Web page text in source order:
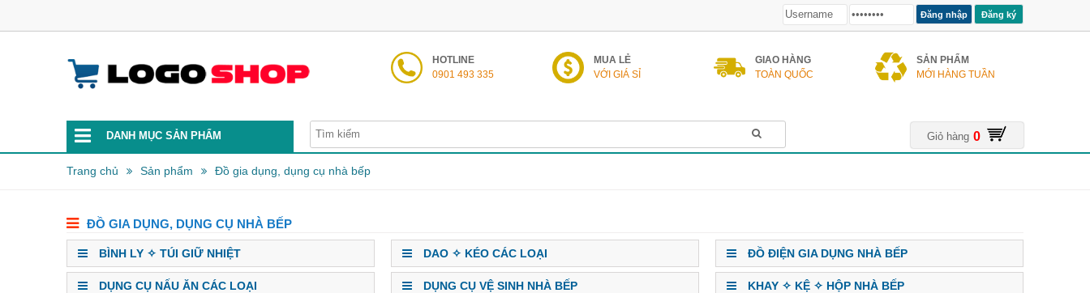
Đăng ký
HOTLINE
0901 493 335
MUA LẺ
VỚI GIÁ SỈ
GIAO HÀNG
TOÀN QUỐC
SẢN PHẨM
MỚI HÀNG TUẦN
Giỏ hàng 0
DANH MỤC SẢN PHẨM
Trang chủ Sản phẩm Đồ gia dụng, dụng cụ nhà bếp
ĐỒ GIA DỤNG, DỤNG CỤ NHÀ BẾP
BÌNH LY ✧ TÚI GIỮ NHIỆT DAO ✧ KÉO CÁC LOẠI ĐỒ ĐIỆN GIA DỤNG NHÀ BẾP
DỤNG CỤ NẤU ĂN CÁC LOẠI DỤNG CỤ VỆ SINH NHÀ BẾP KHAY ✧ KỆ ✧ HỘP NHÀ BẾP